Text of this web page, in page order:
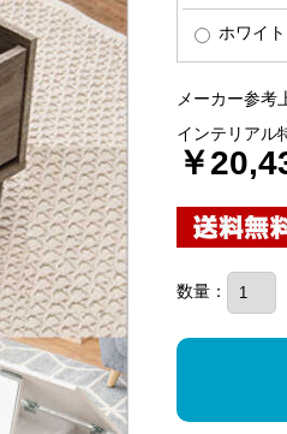
ホワイト
メーカー参考
インテリアル
￥
数量：